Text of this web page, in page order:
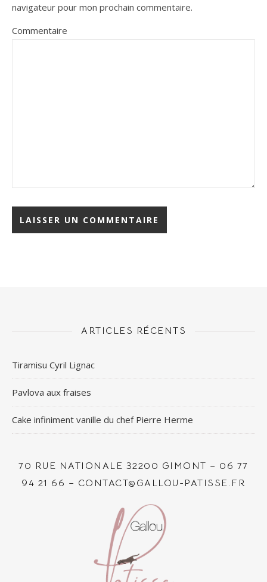
navigateur pour mon prochain commentaire.
Commentaire
ARTICLES RÉCENTS
Tiramisu Cyril Lignac
Pavlova aux fraises
Cake infiniment vanille du chef Pierre Herme
70 RUE NATIONALE 32200 GIMONT – 06 77
94 21 66 – CONTACT@GALLOU-PATISSE.FR